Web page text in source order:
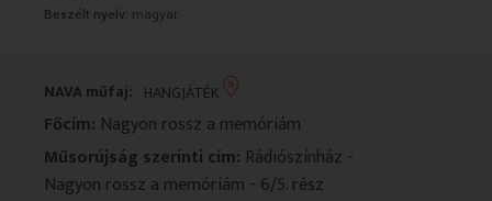
Beszélt nyelv: magyar
NAVA műfaj: HANGJÁTÉK
Főcím: Nagyon rossz a memóriám
Műsorújság szerinti cím: Rádiószínház -
Nagyon rossz a memóriám - 6/5. rész